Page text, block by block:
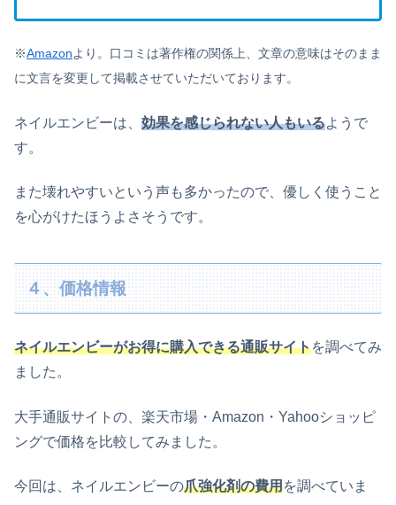
※Amazonより。口コミは著作権の関係上、文章の意味はそのまま
に文言を変更して掲載させていただいております。
ネイルエンビーは、 効果を感じられない人もいるようで
す。
また壊れやすいという声も多かったので、優しく使うこと
を心がけたほうよさそうです。
４、価格情報
ネイルエンビーがお得に購入できる通販サイトを調べてみ
ました。
大手通販サイトの、楽天市場・Amazon・Yahooショッピ
ングで価格を比較してみました。
今回は、ネイルエンビーの爪強化剤の費用を調べていま